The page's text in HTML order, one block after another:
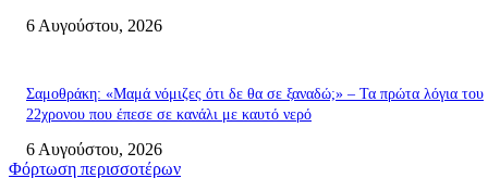
6 Αυγούστου, 2026
Σαμοθράκη: «Μαμά νόμιζες ότι δε θα σε ξαναδώ;» – Τα πρώτα λόγια του
22χρονου που έπεσε σε κανάλι με καυτό νερό
6 Αυγούστου, 2026
Φόρτωση περισσοτέρων